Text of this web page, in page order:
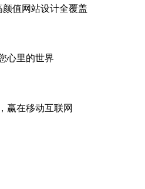
颜值网站设计全覆盖
心里的世界
赢在移动互联网